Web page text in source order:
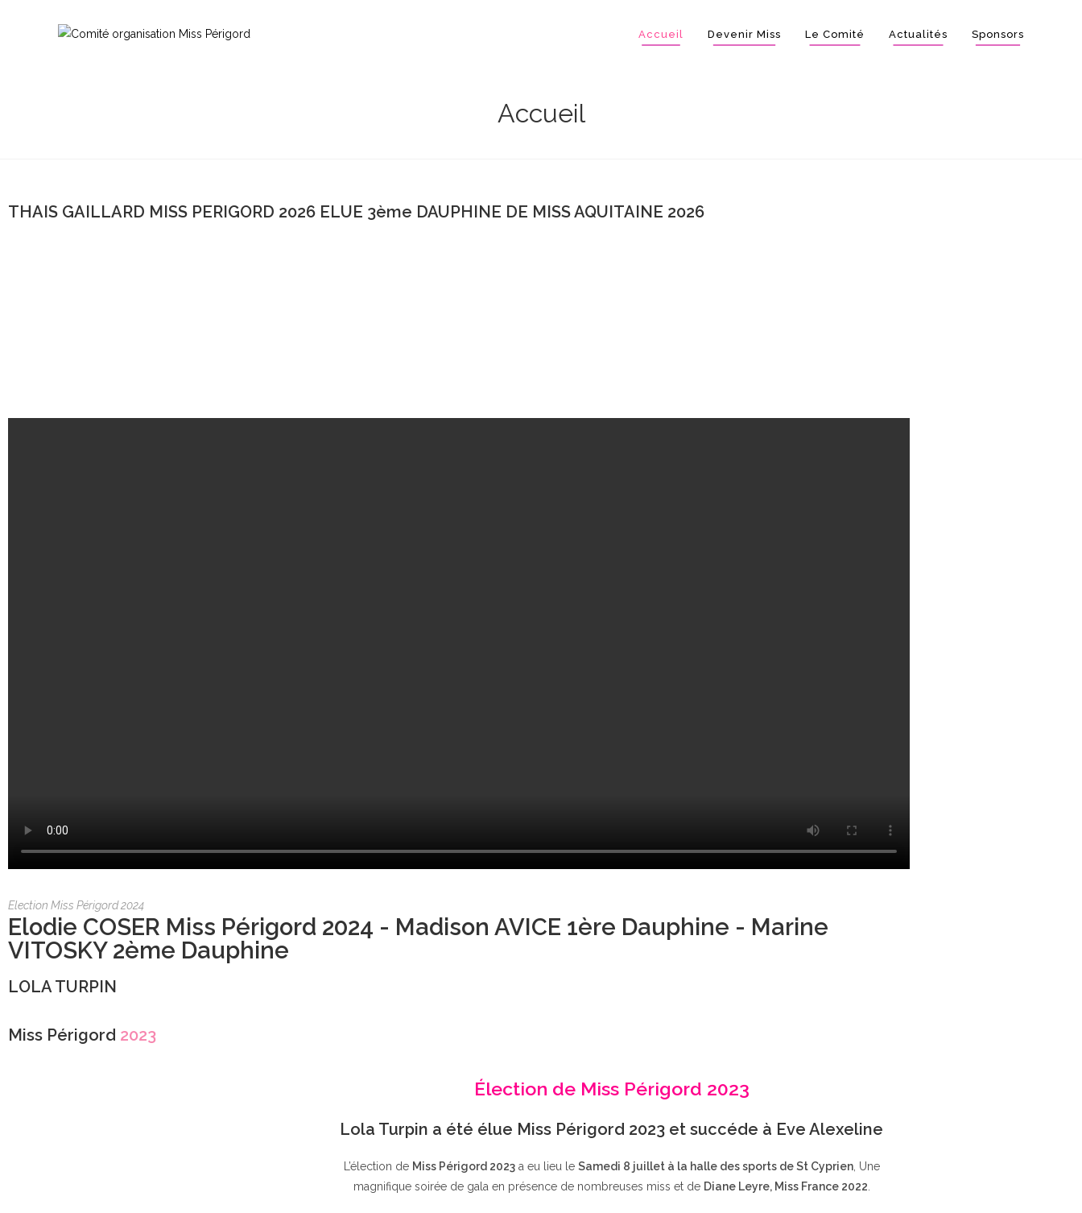
Accueil Devenir Miss Le Comité Actualités Sponsors
Accueil
THAIS GAILLARD MISS PERIGORD 2026 ELUE 3ème DAUPHINE DE MISS AQUITAINE 2026
Election Miss Périgord 2024
Elodie COSER Miss Périgord 2024 - Madison AVICE 1ère Dauphine - Marine
VITOSKY 2ème Dauphine
LOLA TURPIN
Miss Périgord 2023
Élection de Miss Périgord 2023
Lola Turpin a été élue Miss Périgord 2023 et succéde à Eve Alexeline
L’élection de Miss Périgord 2023a eu lieu le Samedi 8 juillet à la halle des sports de St Cyprien, Une
magnifique soirée de gala en présence de nombreuses miss et de Diane Leyre, Miss France 2022